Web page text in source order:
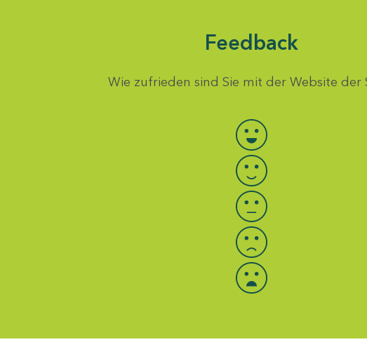
Feedback
Wie zufrieden sind Sie mit der Website der
Bewertung auswählen